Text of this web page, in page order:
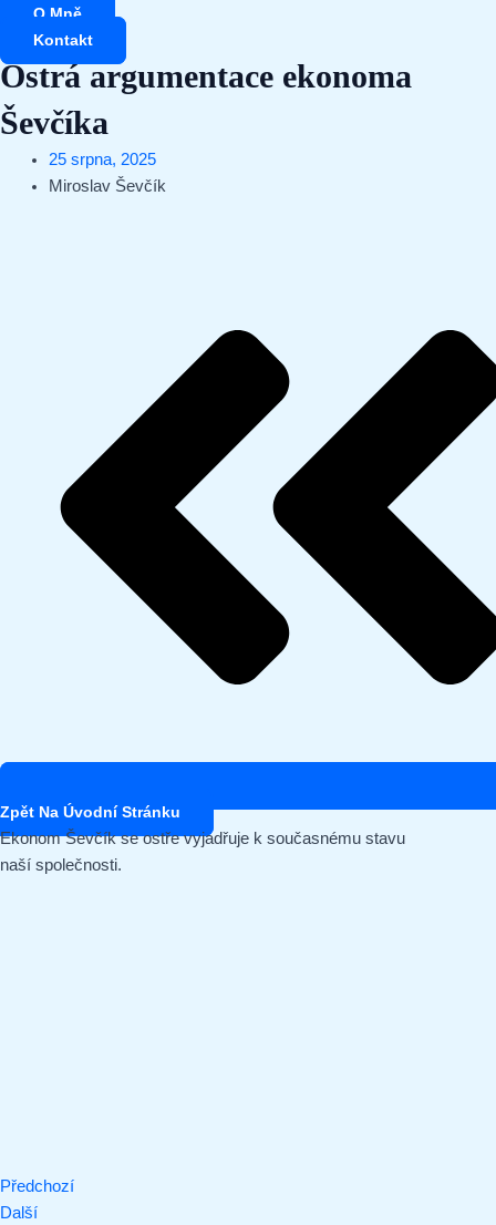
Přeskočit
obsah
O Mně
Kontakt
Ostrá argumentace ekonoma
Ševčíka
25 srpna, 2025
Miroslav Ševčík
Zpět Na Úvodní Stránku
Ekonom Ševčík se ostře vyjadřuje k současnému stavu
naší společnosti.
Předchozí
Další